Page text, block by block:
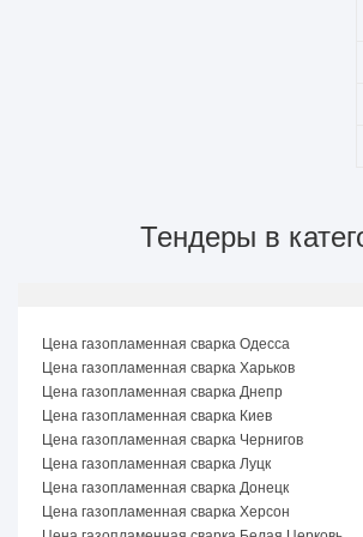
Тендеры в
Цена газопламенная сварка Одесса
Цена газопламенная сварка Харьков
Цена газопламенная сварка Днепр
Цена газопламенная сварка Киев
Цена газопламенная сварка Чернигов
Цена газопламенная сварка Луцк
Цена газопламенная сварка Донецк
Цена газопламенная сварка Херсон